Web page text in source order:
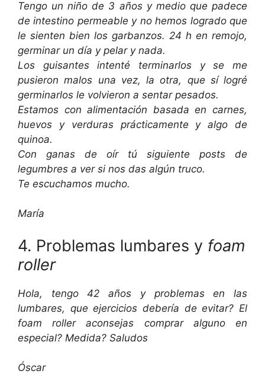
Tengo un niño de 3 años y medio que padece
de intestino permeable y no hemos logrado que
le sienten bien los garbanzos. 24 h en remojo,
germinar un día y pelar y nada.
Los guisantes intenté terminarlos y se me
pusieron malos una vez, la otra, que sí logré
germinarlos le volvieron a sentar pesados.
Estamos con alimentación basada en carnes,
huevos y verduras prácticamente y algo de
quinoa.
Con ganas de oír tú siguiente posts de
legumbres a ver si nos das algún truco.
Te escuchamos mucho.
María
4. Problemas lumbares y foam
roller
Hola, tengo 42 años y problemas en las
lumbares, que ejercicios debería de evitar? El
foam roller aconsejas comprar alguno en
especial? Medida? Saludos
Óscar